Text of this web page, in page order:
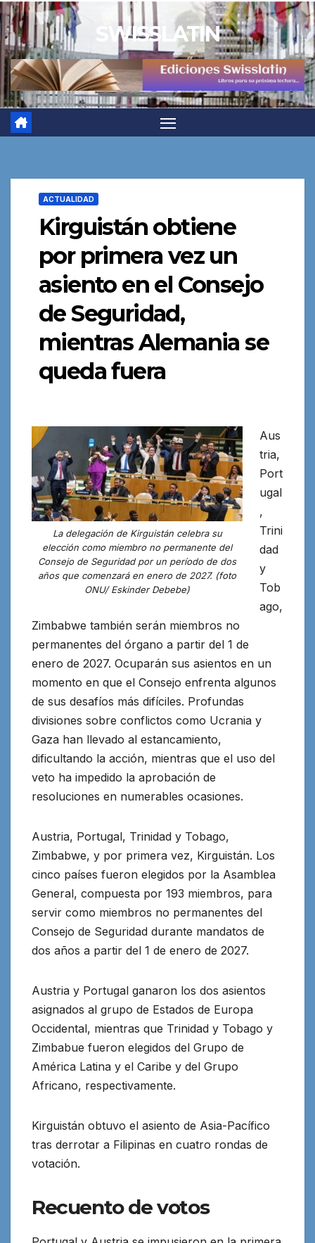
Saltar
al
contenido
SWISSLATIN
ACTUALIDAD
Kirguistán obtiene
por primera vez un
asiento en el Consejo
de Seguridad,
mientras Alemania se
queda fuera
La delegación de Kirguistán celebra su
elección como miembro no permanente del
Consejo de Seguridad por un período de dos
años que comenzará en enero de 2027. (foto
ONU/ Eskinder Debebe)
Aus
tria,
Port
ugal
,
Trini
dad
y
Tob
ago,
Zimbabwe también serán miembros no
permanentes del órgano a partir del 1 de
enero de 2027. Ocuparán sus asientos en un
momento en que el Consejo enfrenta algunos
de sus desafíos más difíciles. Profundas
divisiones sobre conflictos como Ucrania y
Gaza han llevado al estancamiento,
dificultando la acción, mientras que el uso del
veto ha impedido la aprobación de
resoluciones en numerables ocasiones.
Austria, Portugal, Trinidad y Tobago,
Zimbabwe, y por primera vez, Kirguistán. Los
cinco países fueron elegidos por la Asamblea
General, compuesta por 193 miembros, para
servir como miembros no permanentes del
Consejo de Seguridad durante mandatos de
dos años a partir del 1 de enero de 2027.
Austria y Portugal ganaron los dos asientos
asignados al grupo de Estados de Europa
Occidental, mientras que Trinidad y Tobago y
Zimbabue fueron elegidos del Grupo de
América Latina y el Caribe y del Grupo
Africano, respectivamente.
Kirguistán obtuvo el asiento de Asia-Pacífico
tras derrotar a Filipinas en cuatro rondas de
votación.
Recuento de votos